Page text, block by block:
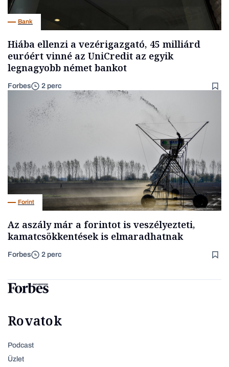
Bank
Hiába ellenzi a vezérigazgató, 45 milliárd
euróért vinné az UniCredit az egyik
legnagyobb német bankot
Forbes 2 perc
Forint
Az aszály már a forintot is veszélyezteti,
kamatcsökkentések is elmaradhatnak
Forbes 2 perc
Rovatok
Podcast
Üzlet